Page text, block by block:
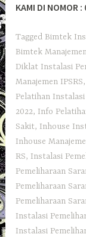
KAMI DI NOMOR
Tagged Bimtek
Bimtek
Diklat Instalasi
Manajemen IPSRS
Pelatihan Instalasi
2022, Info
Sakit, Inhouse
Inhouse
RS, Instalasi
Pemeliharaan
Pemeliharaan
Pemeliharaan
Instalasi
Instalasi